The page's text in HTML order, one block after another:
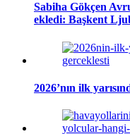
Sabiha Gökçen
ekledi: Başkent
2026’nın ilk